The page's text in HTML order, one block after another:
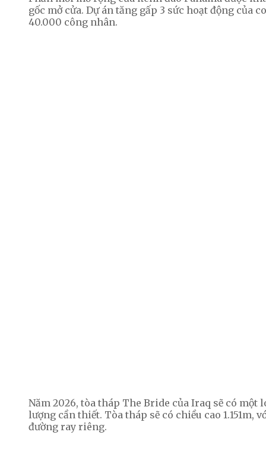
gốc mở cửa. Dự án tăng gấp 3 sức hoạt động của
40.000 công nhân.
Năm 2026, tòa tháp The Bride của Iraq sẽ có
lượng cần thiết. Tòa tháp sẽ có chiều cao
đường ray riêng.